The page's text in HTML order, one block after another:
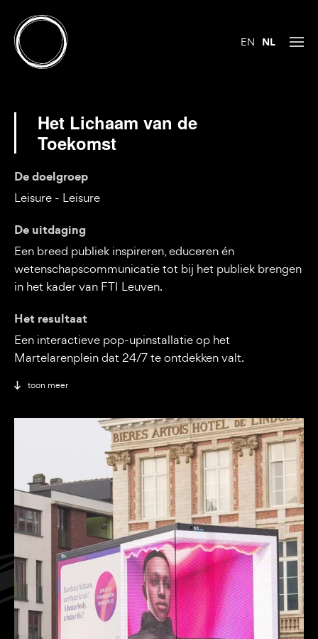
EN NL
Het Lichaam van de
Toekomst
De doelgroep
Leisure - Leisure
De uitdaging
Een breed publiek inspireren, educeren én
wetenschapscommunicatie tot bij het publiek brengen
in het kader van FTI Leuven.
Het resultaat
Een interactieve pop-upinstallatie op het
Martelarenplein dat 24/7 te ontdekken valt.
toon meer